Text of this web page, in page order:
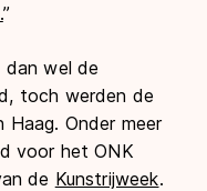
”
dan wel de
toch werden de
Haag. Onder meer
voor het ONK
de Kunstrijweek.